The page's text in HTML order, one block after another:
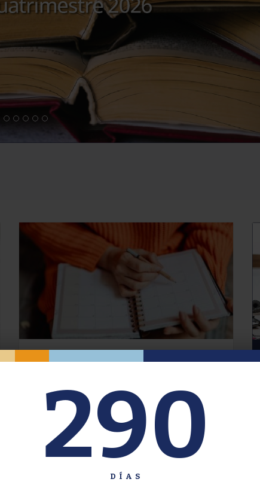
290
DÍAS
Oferta de Grado. Segundo
Inscripción del 30 de julio al 4 de agosto a
través del Sistema Académico